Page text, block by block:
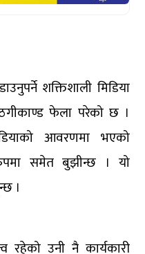
शक्तिशाली मिडिया
ठगीकाण्ड फेला परेको छ ।
आवरणमा भएको
समेत बुझीन्छ । यो
।
रहेको उनी नै कार्यकारी